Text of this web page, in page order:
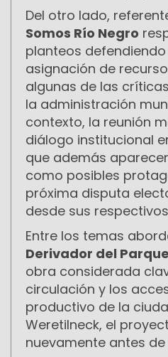
Del otro lado,
Somos Río Negro
planteos
asignación de
algunas de las
la administración
contexto, la reunión
diálogo institucional
que además
como posibles
próxima disputa
desde sus
Entre los temas
Derivador del
obra considerada
circulación y los
productivo de la
Weretilneck, el
nuevamente antes